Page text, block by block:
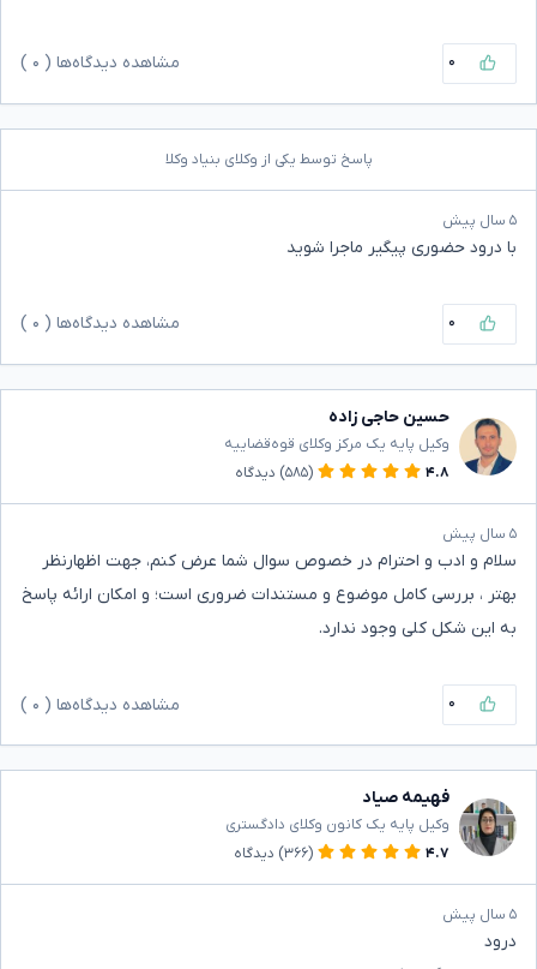
۰ مشاهده دیدگاه‌ها ( ۰
پاسخ توسط یکی از وکلای بنیاد وکلا
۵ سال پیش
با درود حضوری پیگیر ماجرا شوید
۰ مشاهده دیدگاه‌ها ( ۰
حسین حاجی زاده
وکیل پایه یک مرکز وکلای قوه‌قضاییه
۴.۸
(۵۸۵) دیدگاه
۵ سال پیش
سلام و ادب و احترام در خصوص سوال شما عرض کنم، جهت اظهارنظر
بهتر ، بررسی کامل موضوع و مستندات ضروری است؛ و امکان ارائه پاسخ
به این شکل کلی وجود ندارد.
۰ مشاهده دیدگاه‌ها ( ۰
فهیمه صیاد
وکیل پایه یک کانون وکلای دادگستری
۴.۷
(۳۶۶) دیدگاه
۵ سال پیش
درود